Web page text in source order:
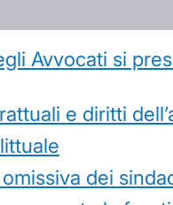
Avvocati si
e diritti
dei